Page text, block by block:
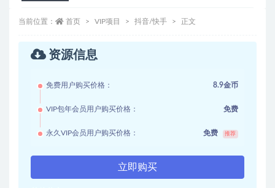
当前位置： 首页 VIP项目 抖音/快手 正文
资源信息
免费用户购买价格： 8.9金币
VIP包年会员用户购买价格： 免费
永久VIP会员用户购买价格： 免费 推荐
立即购买